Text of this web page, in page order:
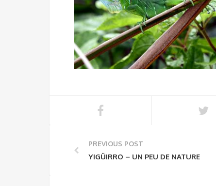
PREVIOUS POST
YIGÜIRRO – UN PEU DE NATURE